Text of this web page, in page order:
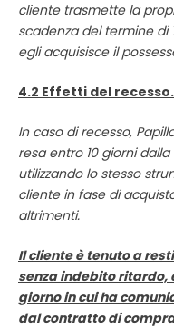
cliente trasmette la
scadenza del termine di
egli acquisisce il
4.2 Effetti del recesso.
In caso di recesso,
resa entro 10 giorni
utilizzando lo stesso
cliente in fase di
altrimenti.
Il cliente è tenuto a
senza indebito ritardo,
giorno in cui ha
dal contratto di